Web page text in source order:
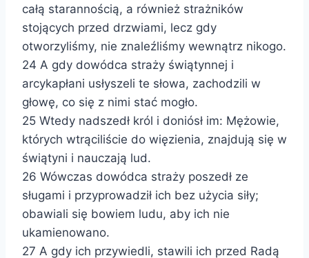
całą starannością, a również strażników
stojących przed drzwiami, lecz gdy
otworzyliśmy, nie znaleźliśmy wewnątrz nikogo.
24 A gdy dowódca straży świątynnej i
arcykapłani usłyszeli te słowa, zachodzili w
głowę, co się z nimi stać mogło.
25 Wtedy nadszedł król i doniósł im: Mężowie,
których wtrąciliście do więzienia, znajdują się w
świątyni i nauczają lud.
26 Wówczas dowódca straży poszedł ze
sługami i przyprowadził ich bez użycia siły;
obawiali się bowiem ludu, aby ich nie
ukamienowano.
27 A gdy ich przywiedli, stawili ich przed Radą